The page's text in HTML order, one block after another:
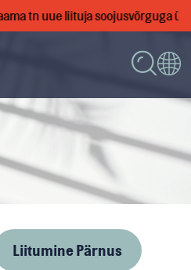
tn uue liituja soojusvõrguga
Liitumine Pärnus